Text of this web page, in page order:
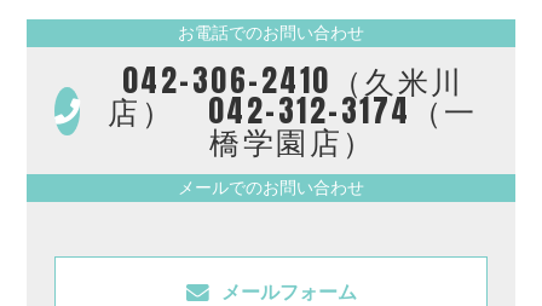
お電話でのお問い合わせ
042-306-2410（久米川
店） 042-312-3174（一
橋学園店）
メールでのお問い合わせ
メールフォーム